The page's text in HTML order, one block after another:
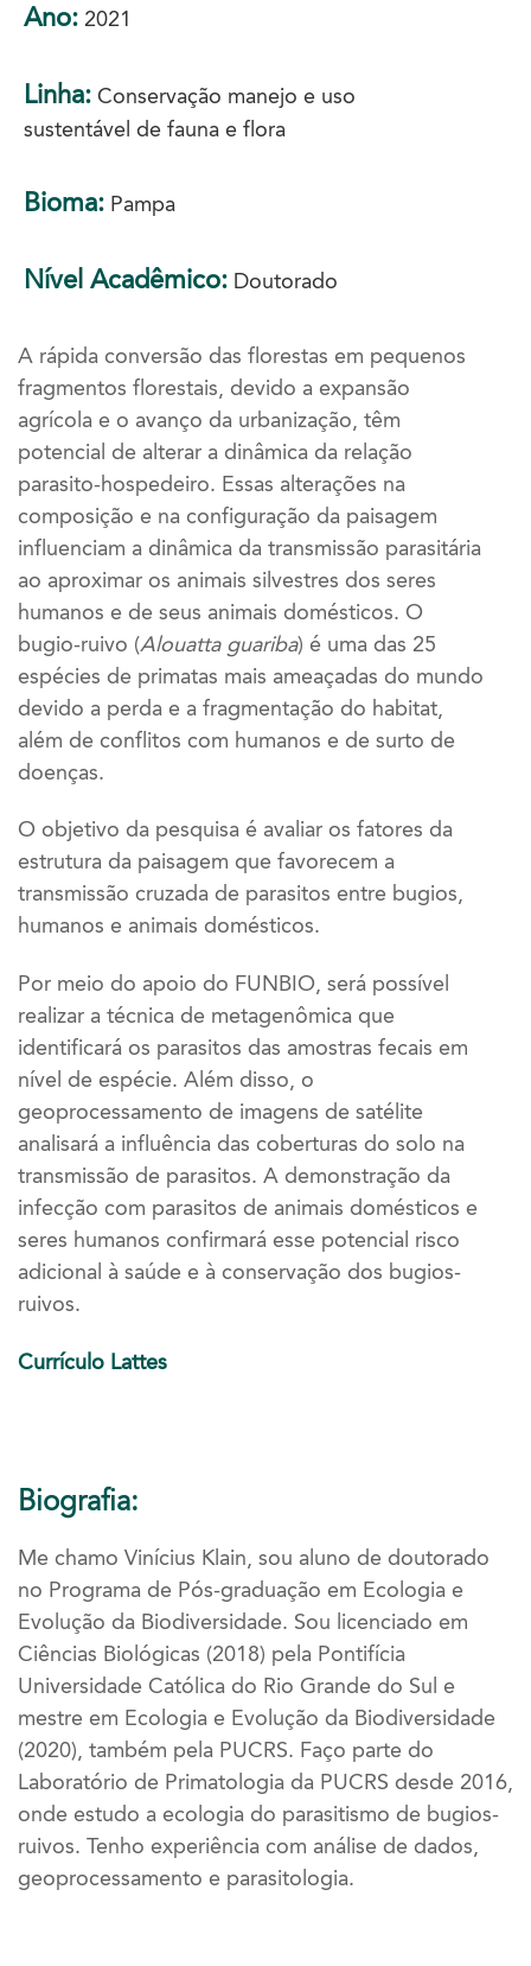
Ano: 2021
Linha: Conservação manejo e uso
sustentável de fauna e flora
Bioma: Pampa
Nível Acadêmico: Doutorado
A rápida conversão das florestas em pequenos
fragmentos florestais, devido a expansão
agrícola e o avanço da urbanização, têm
potencial de alterar a dinâmica da relação
parasito-hospedeiro. Essas alterações na
composição e na configuração da paisagem
influenciam a dinâmica da transmissão parasitária
ao aproximar os animais silvestres dos seres
humanos e de seus animais domésticos. O
bugio-ruivo (Alouatta guariba) é uma das 25
espécies de primatas mais ameaçadas do mundo
devido a perda e a fragmentação do habitat,
além de conflitos com humanos e de surto de
doenças.
O objetivo da pesquisa é avaliar os fatores da
estrutura da paisagem que favorecem a
transmissão cruzada de parasitos entre bugios,
humanos e animais domésticos.
Por meio do apoio do FUNBIO, será possível
realizar a técnica de metagenômica que
identificará os parasitos das amostras fecais em
nível de espécie. Além disso, o
geoprocessamento de imagens de satélite
analisará a influência das coberturas do solo na
transmissão de parasitos. A demonstração da
infecção com parasitos de animais domésticos e
seres humanos confirmará esse potencial risco
adicional à saúde e à conservação dos bugios-
ruivos.
Currículo Lattes
Biografia:
Me chamo Vinícius Klain, sou aluno de doutorado
no Programa de Pós-graduação em Ecologia e
Evolução da Biodiversidade. Sou licenciado em
Ciências Biológicas (2018) pela Pontifícia
Universidade Católica do Rio Grande do Sul e
mestre em Ecologia e Evolução da Biodiversidade
(2020), também pela PUCRS. Faço parte do
Laboratório de Primatologia da PUCRS desde 2016,
onde estudo a ecologia do parasitismo de bugios-
ruivos. Tenho experiência com análise de dados,
geoprocessamento e parasitologia.